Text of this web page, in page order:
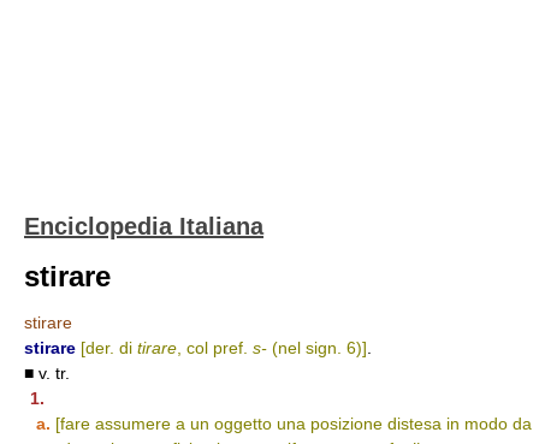
Enciclopedia Italiana
stirare
stirare
stirare [der. di tirare , col pref. s- (nel sign. 6)]
■ v. tr.
1.
a. [fare assumere a un oggetto una posizione distesa in modo da